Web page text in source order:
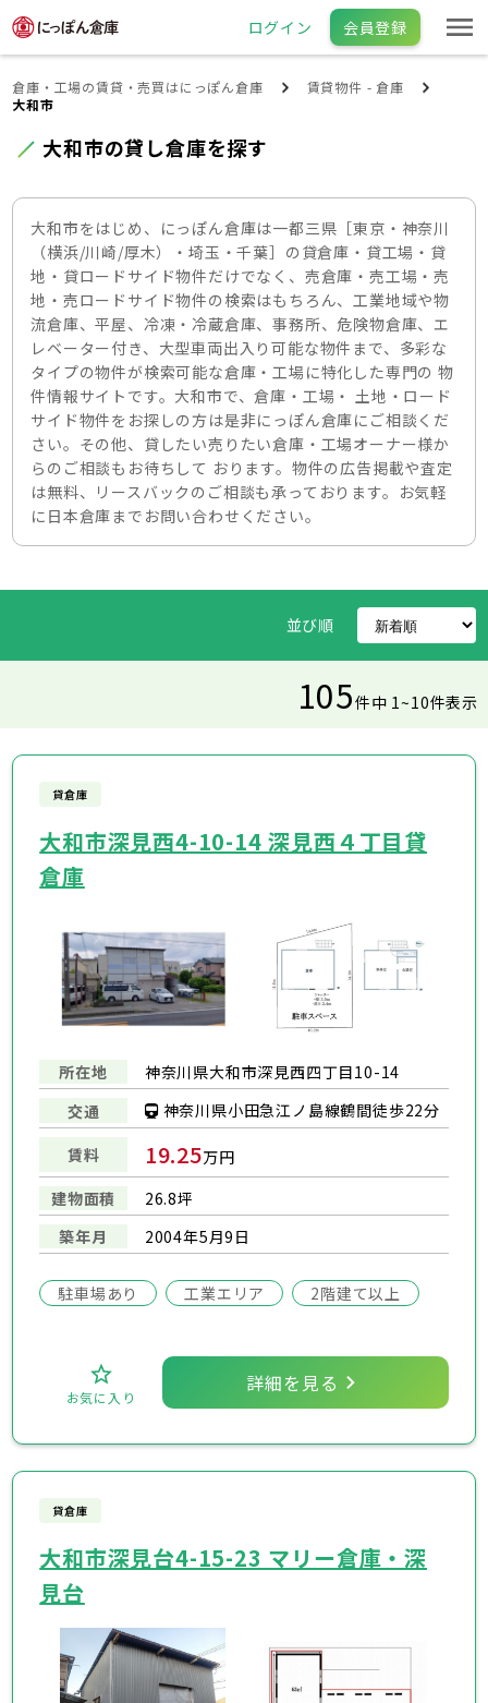
ログイン 会員登録
倉庫・工場の賃貸・売買はにっぽん倉庫
賃貸物件 - 倉庫
大和市
大和市の貸し倉庫を探す
大和市をはじめ、にっぽん倉庫は一都三県［東京・神奈川
（横浜/川崎/厚木）・埼玉・千葉］の貸倉庫・貸工場・貸
地・貸ロードサイド物件だけでなく、売倉庫・売工場・売
地・売ロードサイド物件の検索はもちろん、工業地域や物
流倉庫、平屋、冷凍・冷蔵倉庫、事務所、危険物倉庫、エ
レベーター付き、大型車両出入り可能な物件まで、多彩な
タイプの物件が検索可能な倉庫・工場に特化した専門の 物
件情報サイトです。大和市で、倉庫・工場・ 土地・ロード
サイド物件をお探しの方は是非にっぽん倉庫にご相談くだ
さい。その他、貸したい売りたい倉庫・工場オーナー様か
らのご相談もお待ちして おります。物件の広告掲載や査定
は無料、リースバックのご相談も承っております。お気軽
に日本倉庫までお問い合わせください。
並び順
105件中 1~10件表示
貸倉庫
大和市深見西4-10-14 深見西４丁目貸
倉庫
所在地
神奈川県大和市深見西四丁目10-14
交通
神奈川県小田急江ノ島線鶴間徒歩22分
賃料 19.25万円
建物面積
26.8坪
築年月
2004年5月9日
駐車場あり 工業エリア 2階建て以上
お気に入り
詳細を見る
貸倉庫
大和市深見台4-15-23 マリー倉庫・深
見台